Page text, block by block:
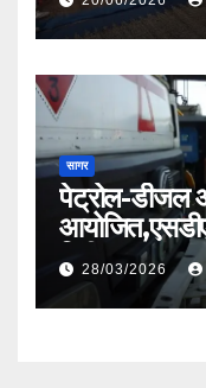
सागर
पेट्रोल-डीजल
निरीक्षण
28/03/2026